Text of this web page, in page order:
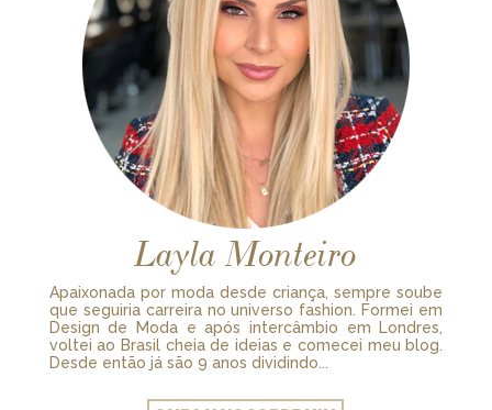
Layla Monteiro
Apaixonada por moda desde criança, sempre soube
que seguiria carreira no universo fashion. Formei em
Design de Moda e após intercâmbio em Londres,
voltei ao Brasil cheia de ideias e comecei meu blog.
Desde então já são 9 anos dividindo...